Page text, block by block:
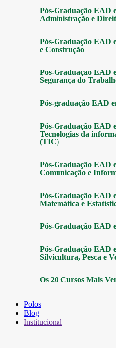
Pós-Graduação EAD
Administração e
Pós-Graduação EAD
e Construção
Pós-Graduação EAD
Segurança do
Pós-graduação EAD
Pós-Graduação EAD
Tecnologias da
(TIC)
Pós-Graduação EAD
Comunicação e
Pós-Graduação EAD
Matemática e
Pós-Graduação EAD
Pós-Graduação EAD
Silvicultura, Pesca e
Os 20 Cursos Mais
Polos
Blog
Institucional